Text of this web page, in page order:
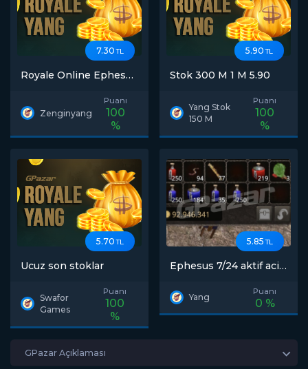
7.30 TL
Royale Online Ephesus
Zenginyang
Puanı
100
%
5.90 TL
Stok 300 M 1 M 5.90
Yang Stok
150 M
Puanı
100
%
5.70 TL
Ucuz son stoklar
Swafor
Games
Puanı
100
%
5.85 TL
Ephesus 7/24 aktif acil
Yang
Puanı
0 %
GPazar Açıklaması